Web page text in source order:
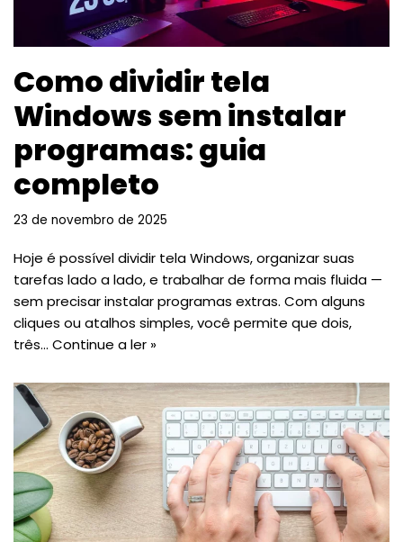
Como dividir tela
Windows sem instalar
programas: guia
completo
23 de novembro de 2025
Hoje é possível dividir tela Windows, organizar suas
tarefas lado a lado, e trabalhar de forma mais fluida —
sem precisar instalar programas extras. Com alguns
cliques ou atalhos simples, você permite que dois,
três… Continue a ler »